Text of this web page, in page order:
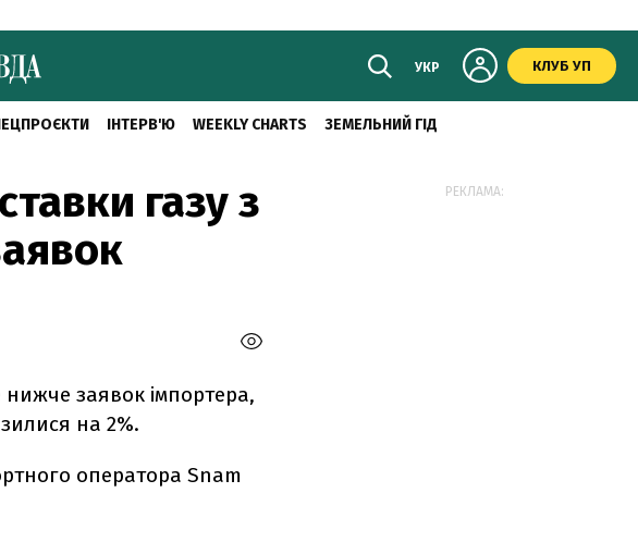
УКР КЛУБ УП
ІНТЕРВ'Ю WEEKLY CHARTS ЗЕМЕЛЬНИЙ ГІД
газу з
нижче заявок імпортера,
на 2%.
оператора Snam
РЕКЛАМА: